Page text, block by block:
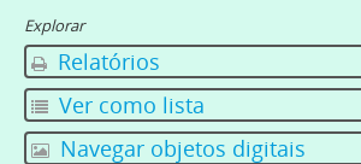
Explorar
Relatórios
Ver como lista
Navegar objetos digitais